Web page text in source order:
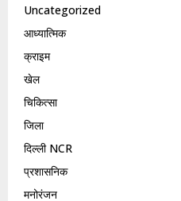
Uncategorized
आध्यात्मिक
क्राइम
खेल
चिकित्सा
जिला
दिल्ली NCR
प्रशासनिक
मनोरंजन